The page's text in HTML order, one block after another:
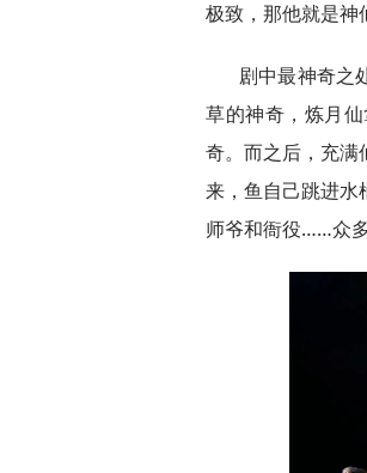
极致，那他就是神
剧中最神奇之
草的神奇，炼月
奇。而之后，充满
来，鱼自己跳进水
师爷和衙役……众